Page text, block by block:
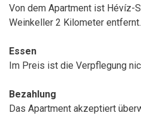
Von dem Apartment ist Hévíz-
Weinkeller 2 Kilometer entfernt.
Essen
Im Preis ist die Verpflegung
Bezahlung
Das Apartment akzeptiert